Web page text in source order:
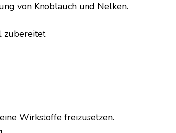
von Knoblauch und Nelken.
zubereitet
Wirkstoffe freizusetzen.